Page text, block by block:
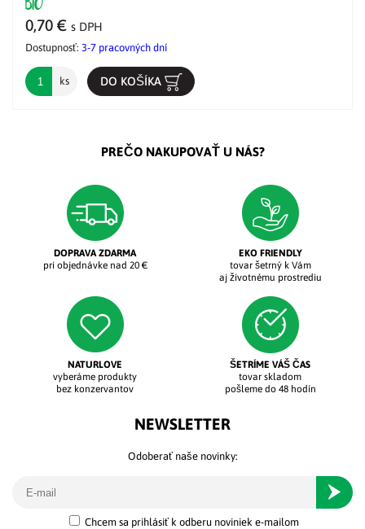
0,70 € s DPH
Dostupnosť: 3-7 pracovných dní
ks DO KOŠÍKA
PREČO NAKUPOVAŤ U NÁS?
DOPRAVA ZDARMA
pri objednávke nad 20 €
EKO FRIENDLY
tovar šetrný k Vám
aj životnému prostrediu
NATURLOVE
vyberáme produkty
bez konzervantov
ŠETRÍME VÁŠ ČAS
tovar skladom
pošleme do 48 hodín
NEWSLETTER
Odoberať naše novinky:
Chcem sa prihlásiť k odberu noviniek e-mailom